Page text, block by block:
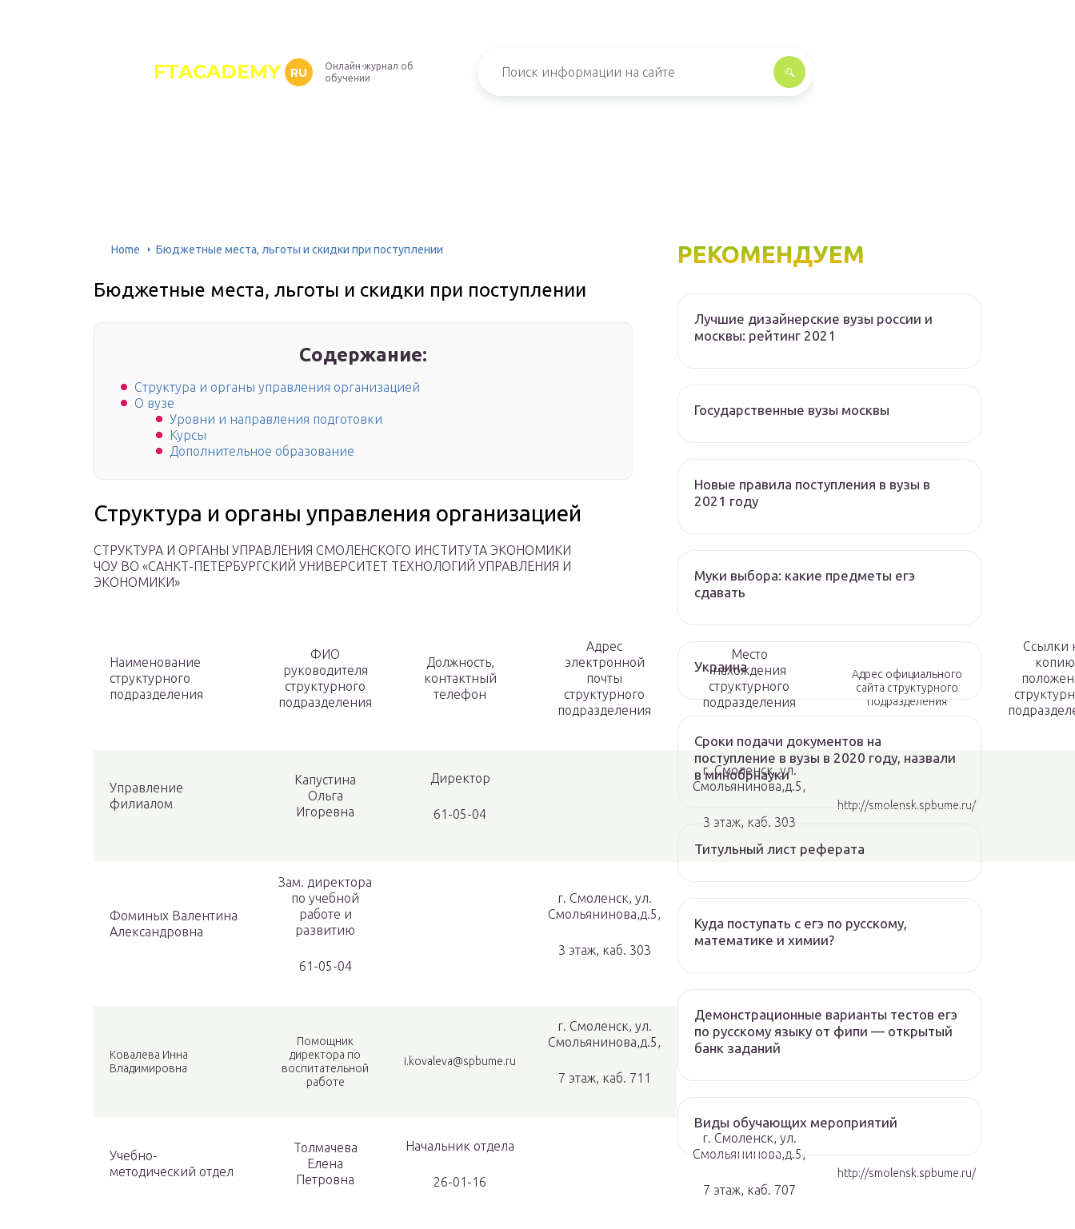
FTACADEMY RU
Онлайн-журнал об
обучении
Home Бюджетные места, льготы и скидки при поступлении
Бюджетные места, льготы и скидки при поступлении
Содержание:
Структура и органы управления организацией
О вузе
Уровни и направления подготовки
Курсы
Дополнительное образование
Структура и органы управления организацией
СТРУКТУРА И ОРГАНЫ УПРАВЛЕНИЯ СМОЛЕНСКОГО ИНСТИТУТА ЭКОНОМИКИ
ЧОУ ВО «САНКТ-ПЕТЕРБУРГСКИЙ УНИВЕРСИТЕТ ТЕХНОЛОГИЙ УПРАВЛЕНИЯ И
ЭКОНОМИКИ»
Наименование
структурного
подразделения
ФИО
руководителя
структурного
подразделения
Должность,
контактный
телефон
Адрес
электронной
почты
структурного
подразделения
Место
нахождения
структурного
подразделения
Адрес официального
сайта структурного
подразделения
Ссылки
копию
Управление
филиалом
Капустина
Ольга
Игоревна
Директор
61-05-04
г. Смоленск, ул.
Смольянинова,д.5,
3 этаж, каб. 303
http://smolensk.spbume.ru/
Фоминых Валентина
Александровна
Зам. директора
по учебной
работе и
развитию
61-05-04
г. Смоленск, ул.
Смольянинова,д.5,
3 этаж, каб. 303
Ковалева Инна
Владимировна
Помощник
директора по
воспитательной
работе
i.kovaleva@spbume.ru
г. Смоленск, ул.
Смольянинова,д.5,
7 этаж, каб. 711
Учебно-
методический отдел
Толмачева
Елена
Петровна
Начальник отдела
26-01-16
г. Смоленск, ул.
Смольянинова,д.5,
7 этаж, каб. 707
http://smolensk.spbume.ru/
РЕКОМЕНДУЕМ
Лучшие дизайнерские вузы россии и
москвы: рейтинг 2021
Государственные вузы москвы
Новые правила поступления в вузы в
2021 году
Муки выбора: какие предметы егэ
сдавать
Украина
Сроки подачи документов на
поступление в вузы в 2020 году, назвали
в минобрнауки
Титульный лист реферата
Куда поступать с егэ по русскому,
математике и химии?
Демонстрационные варианты тестов егэ
по русскому языку от фипи — открытый
банк заданий
Виды обучающих мероприятий